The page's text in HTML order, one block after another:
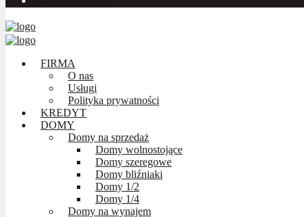
FIRMA
O nas
Usługi
Polityka prywatności
KREDYT
DOMY
Domy na sprzedaż
Domy wolnostojące
Domy szeregowe
Domy bliźniaki
Domy 1/2
Domy 1/4
Domy na wynajem